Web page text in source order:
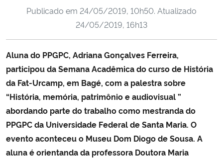
Ministério da Ciência, Tecnologia, Inovações e Comunicações
Ministério do Meio Ambiente
Ministério do Turismo
Ministério do Desenvolvimento Regional
Publicado em 24/05/2019, 10h50. Atualizado
24/05/2019, 16h13
Aluna do PPGPC, Adriana Gonçalves Ferreira,
participou da Semana Acadêmica do curso de História
da Fat-Urcamp, em Bagé, com a palestra sobre
“História, memória, patrimônio e audiovisual ”
abordando parte do trabalho como mestranda do
PPGPC da Universidade Federal de Santa Maria. O
evento aconteceu o Museu Dom Diogo de Sousa. A
aluna é orientanda da professora Doutora Maria